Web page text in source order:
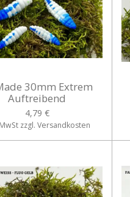
30mm Extrem
Auftreibend
4,79 €
zzgl. Versandkosten